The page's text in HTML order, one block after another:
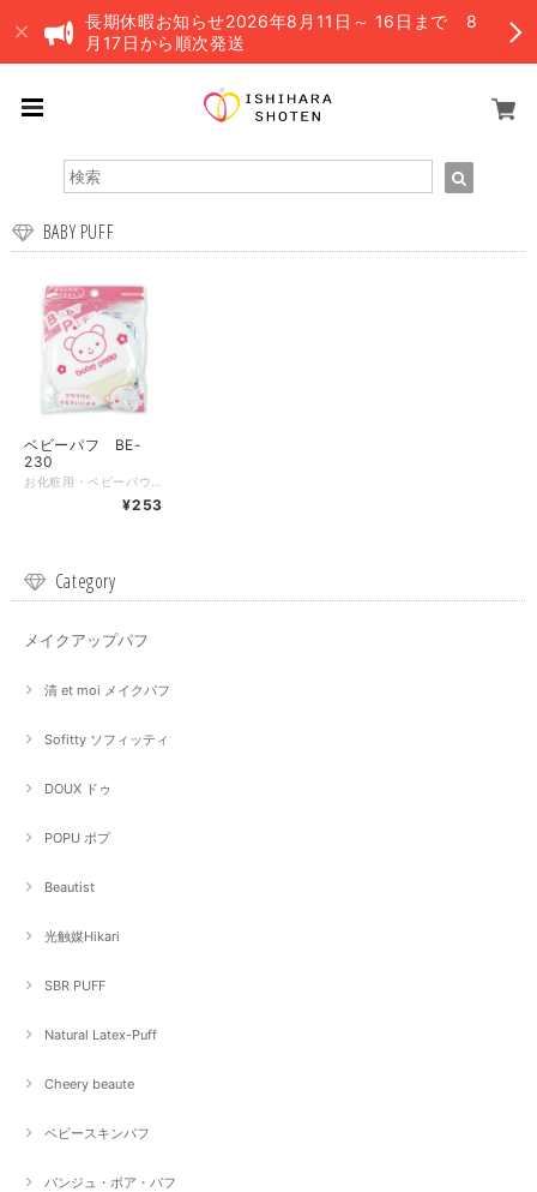
長期休暇お知らせ2026年8月11日～ 16日まで 8
月17日から順次発送
BABY PUFF
ベビーパフ BE-
230
¥253
Category
メイクアップパフ
清 et moi メイクパフ
Sofitty ソフィッティ
DOUX ドゥ
POPU ポプ
Beautist
光触媒Hikari
SBR PUFF
Natural Latex-Puff
Cheery beaute
ベビースキンパフ
パンジュ・ボア・パフ